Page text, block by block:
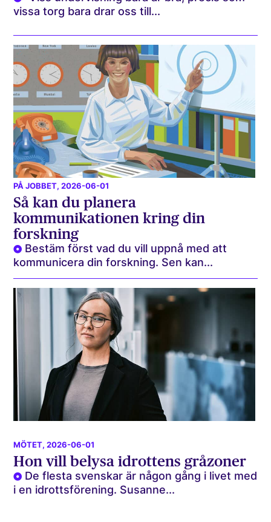
vissa torg bara drar oss till...
PÅ JOBBET, 2026-06-01
Så kan du planera
kommunikationen kring din
forskning
Bestäm först vad du vill uppnå med att
kommunicera din forskning. Sen kan...
MÖTET, 2026-06-01
Hon vill belysa idrottens gråzoner
De flesta svenskar är någon gång i livet med
i en idrottsförening. Susanne...